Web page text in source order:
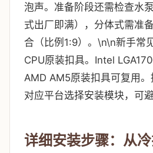
泡声。准备阶段还需检查水
式出厂即满），分体式需准
合（比例1:9）。\n\n新手常
CPU原装扣具。Intel
AMD AM5原装扣具可复用。
对应平台选择安装模块，可避
详细安装步骤：从